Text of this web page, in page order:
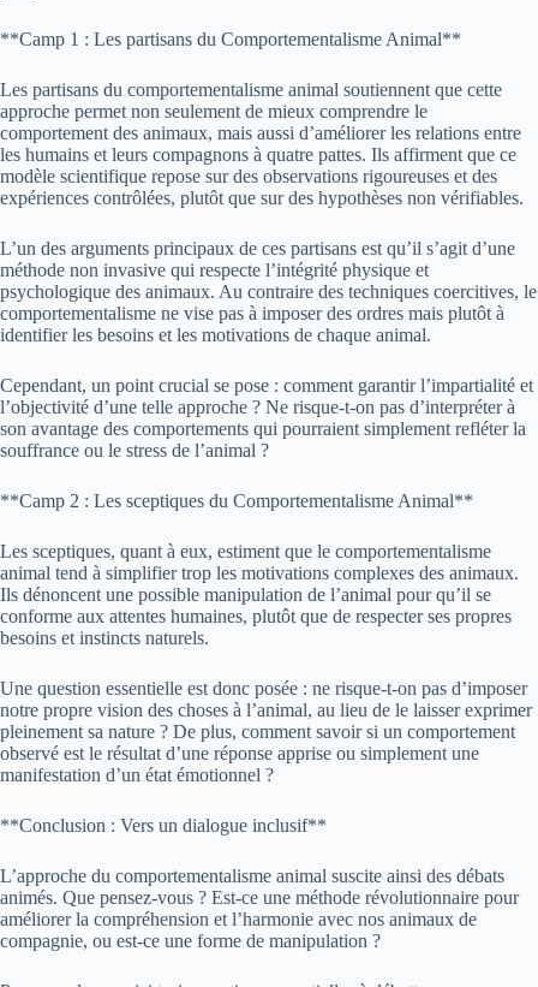
**Camp 1 : Les partisans du Comportementalisme Animal**
Les partisans du comportementalisme animal soutiennent que cette
approche permet non seulement de mieux comprendre le
comportement des animaux, mais aussi d’améliorer les relations entre
les humains et leurs compagnons à quatre pattes. Ils affirment que ce
modèle scientifique repose sur des observations rigoureuses et des
expériences contrôlées, plutôt que sur des hypothèses non vérifiables.
L’un des arguments principaux de ces partisans est qu’il s’agit d’une
méthode non invasive qui respecte l’intégrité physique et
psychologique des animaux. Au contraire des techniques coercitives, le
comportementalisme ne vise pas à imposer des ordres mais plutôt à
identifier les besoins et les motivations de chaque animal.
Cependant, un point crucial se pose : comment garantir l’impartialité et
l’objectivité d’une telle approche ? Ne risque-t-on pas d’interpréter à
son avantage des comportements qui pourraient simplement refléter la
souffrance ou le stress de l’animal ?
**Camp 2 : Les sceptiques du Comportementalisme Animal**
Les sceptiques, quant à eux, estiment que le comportementalisme
animal tend à simplifier trop les motivations complexes des animaux.
Ils dénoncent une possible manipulation de l’animal pour qu’il se
conforme aux attentes humaines, plutôt que de respecter ses propres
besoins et instincts naturels.
Une question essentielle est donc posée : ne risque-t-on pas d’imposer
notre propre vision des choses à l’animal, au lieu de le laisser exprimer
pleinement sa nature ? De plus, comment savoir si un comportement
observé est le résultat d’une réponse apprise ou simplement une
manifestation d’un état émotionnel ?
**Conclusion : Vers un dialogue inclusif**
L’approche du comportementalisme animal suscite ainsi des débats
animés. Que pensez-vous ? Est-ce une méthode révolutionnaire pour
améliorer la compréhension et l’harmonie avec nos animaux de
compagnie, ou est-ce une forme de manipulation ?